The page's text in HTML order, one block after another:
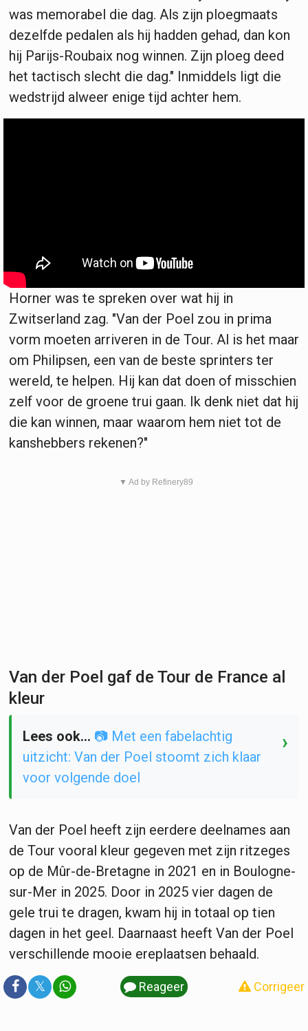
was memorabel die dag. Als zijn ploegmaats
dezelfde pedalen als hij hadden gehad, dan kon
hij Parijs-Roubaix nog winnen. Zijn ploeg deed
het tactisch slecht die dag." Inmiddels ligt die
wedstrijd alweer enige tijd achter hem.
Horner was te spreken over wat hij in
Zwitserland zag. "Van der Poel zou in prima
vorm moeten arriveren in de Tour. Al is het maar
om Philipsen, een van de beste sprinters ter
wereld, te helpen. Hij kan dat doen of misschien
zelf voor de groene trui gaan. Ik denk niet dat hij
die kan winnen, maar waarom hem niet tot de
kanshebbers rekenen?"
▼ Ad by Refinery89
Van der Poel gaf de Tour de France al
kleur
Lees ook... 📷 Met een fabelachtig
uitzicht: Van der Poel stoomt zich klaar
voor volgende doel
›
Van der Poel heeft zijn eerdere deelnames aan
de Tour vooral kleur gegeven met zijn ritzeges
op de Mûr-de-Bretagne in 2021 en in Boulogne-
sur-Mer in 2025. Door in 2025 vier dagen de
gele trui te dragen, kwam hij in totaal op tien
dagen in het geel. Daarnaast heeft Van der Poel
verschillende mooie ereplaatsen behaald.
𝕏 Reageer Corrigeer